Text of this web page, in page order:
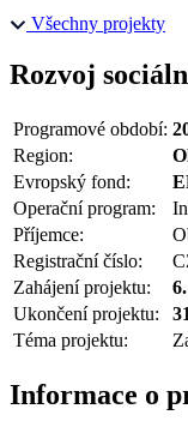
Všechny projekty
Rozvoj
Programové období:
Region:
Evropský fond:
Operační program:
Příjemce:
Registrační číslo:
Zahájení projektu:
Ukončení projektu:
Téma projektu:
Informace o